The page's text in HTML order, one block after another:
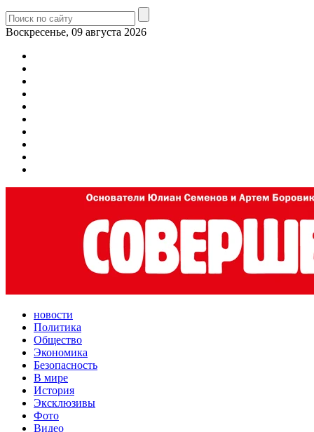
Воскресенье, 09 августа 2026
новости
Политика
Общество
Экономика
Безопасность
В мире
История
Эксклюзивы
Фото
Видео